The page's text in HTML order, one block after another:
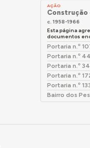
espaço e
o pé-direito
A segunda
de quatro
conjunto é
traseiro.
alterações
AÇÃO
Construção
c. 1958-1966
Esta página
documentos
Portaria n.º
Portaria n.º
Portaria n.º
Portaria n.º
Portaria n.º
Bairro dos